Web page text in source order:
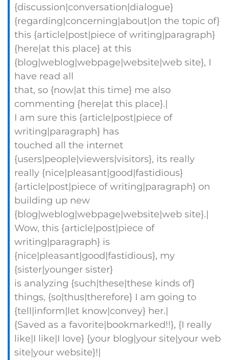
{discussion|conversation|dialogue}
{regarding|concerning|about|on the topic of}
this {article|post|piece of writing|paragraph}
{here|at this place} at this
{blog|weblog|webpage|website|web site}, I
have read all
that, so {now|at this time} me also
commenting {here|at this place}.|
I am sure this {article|post|piece of
writing|paragraph} has
touched all the internet
{users|people|viewers|visitors}, its really
really {nice|pleasant|good|fastidious}
{article|post|piece of writing|paragraph} on
building up new
{blog|weblog|webpage|website|web site}.|
Wow, this {article|post|piece of
writing|paragraph} is
{nice|pleasant|good|fastidious}, my
{sister|younger sister}
is analyzing {such|these|these kinds of}
things, {so|thus|therefore} I am going to
{tell|inform|let know|convey} her.|
{Saved as a favorite|bookmarked!!}, {I really
like|I like|I love} {your blog|your site|your web
site|your website}!|